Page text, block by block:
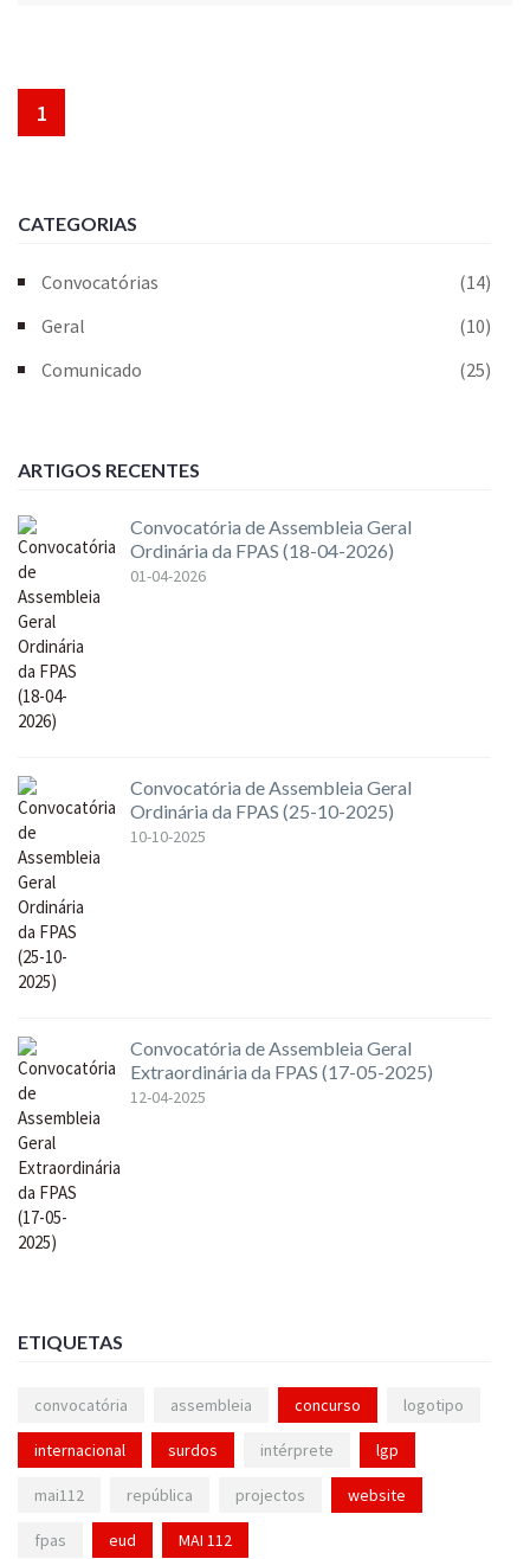
1
CATEGORIAS
Convocatórias
(14)
Geral
(10)
Comunicado
(25)
ARTIGOS RECENTES
Convocatória de Assembleia Geral
Ordinária da FPAS (18-04-2026)
01-04-2026
Convocatória de Assembleia Geral
Ordinária da FPAS (25-10-2025)
10-10-2025
Convocatória de Assembleia Geral
Extraordinária da FPAS (17-05-2025)
12-04-2025
ETIQUETAS
convocatória assembleia concurso logotipo
internacional surdos intérprete lgp
mai112 república projectos website
fpas eud MAI 112